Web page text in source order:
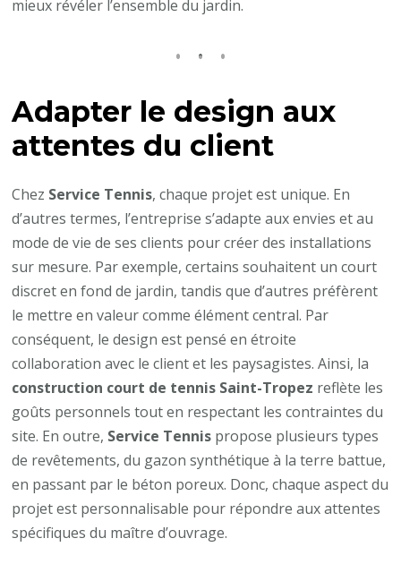
mieux révéler l’ensemble du jardin.
Adapter le design aux
attentes du client
Chez Service Tennis, chaque projet est unique. En
d’autres termes, l’entreprise s’adapte aux envies et au
mode de vie de ses clients pour créer des installations
sur mesure. Par exemple, certains souhaitent un court
discret en fond de jardin, tandis que d’autres préfèrent
le mettre en valeur comme élément central. Par
conséquent, le design est pensé en étroite
collaboration avec le client et les paysagistes. Ainsi, la
construction court de tennis Saint-Tropez reflète les
goûts personnels tout en respectant les contraintes du
site. En outre, Service Tennis propose plusieurs types
de revêtements, du gazon synthétique à la terre battue,
en passant par le béton poreux. Donc, chaque aspect du
projet est personnalisable pour répondre aux attentes
spécifiques du maître d’ouvrage.